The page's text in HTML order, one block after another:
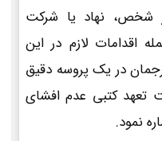
شخص، نهاد یا شرکت
اقدامات لازم در این
در یک پروسه دقیق
تعهد کتبی عدم افشای
نمود.